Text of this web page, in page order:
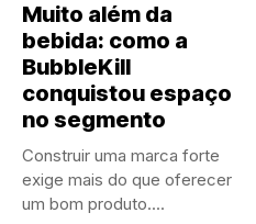
Muito além da
bebida: como a
BubbleKill
conquistou espaço
no segmento
Construir uma marca forte
exige mais do que oferecer
um bom produto....